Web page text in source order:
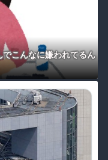
こんなに嫌われてるん